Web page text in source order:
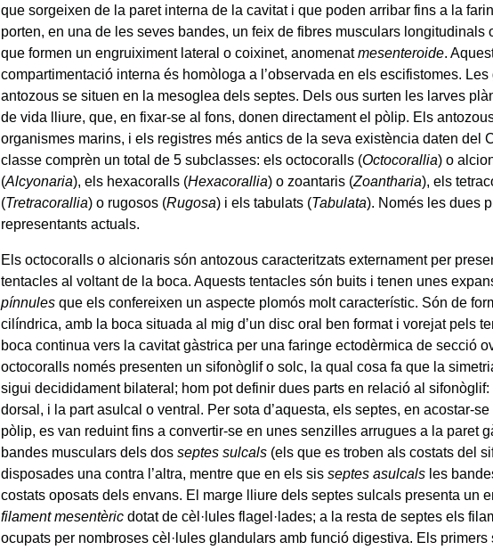
que sorgeixen de la paret interna de la cavitat i que poden arribar fins a la
porten, en una de les seves bandes, un feix de fibres musculars longitudinals
que formen un engruiximent lateral o coixinet, anomenatmesenteroide.
compartimentació interna és homòloga a l’observada en els escifistomes.
antozous se situen en la mesoglea dels septes. Dels ous surten les larves
de vida lliure, que, en fixar-se al fons, donen directament el pòlip. Els
organismes marins, i els registres més antics de la seva existència daten del
classe comprèn un total de 5 subclasses: els octocoralls (Octocorallia) o
(Alcyonaria), els hexacoralls (Hexacorallia) o zoantaris (Zoantharia), els
(Tretracorallia) o rugosos (Rugosa) i els tabulats (Tabulata). Només les dues
representants actuals.
Els octocoralls o alcionaris són antozous caracteritzats externament per
tentacles al voltant de la boca. Aquests tentacles són buits i tenen unes
pínnules que els confereixen un aspecte plomós molt característic. Són de
cilíndrica, amb la boca situada al mig d’un disc oral ben format i vorejat pels
boca continua vers la cavitat gàstrica per una faringe ectodèrmica de secció
octocoralls només presenten un sifonòglif o solc, la qual cosa fa que la
sigui decididament bilateral; hom pot definir dues parts en relació al
dorsal, i la part asulcal o ventral. Per sota d’aquesta, els septes, en acostar-se
pòlip, es van reduint fins a convertir-se en unes senzilles arrugues a la paret
bandes musculars dels dosseptes sulcals (els que es troben als costats del
disposades una contra l’altra, mentre que en els sisseptes asulcals les
costats oposats dels envans. El marge lliure dels septes sulcals presenta un
filament mesentèric dotat de cèl·lules flagel·lades; a la resta de septes els
ocupats per nombroses cèl·lules glandulars amb funció digestiva. Els primers